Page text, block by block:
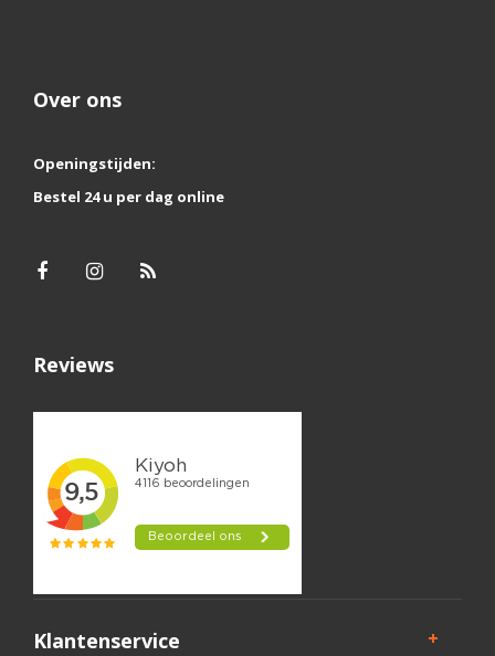
Over ons
Openingstijden:
Bestel 24 u per dag online
Reviews
Klantenservice